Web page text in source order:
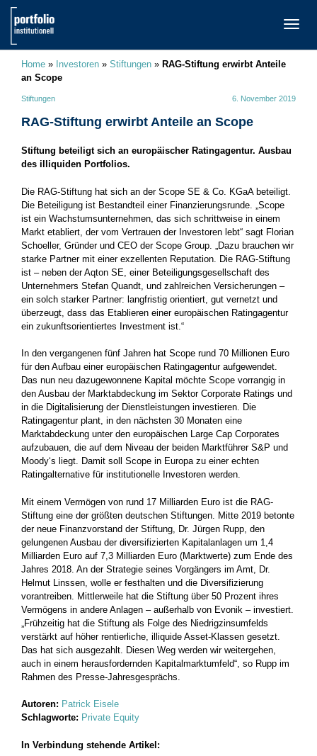
Home » Investoren » Stiftungen » RAG-Stiftung erwirbt Anteile
an Scope
Stiftungen 6. November 2019
RAG-Stiftung erwirbt Anteile an Scope
Stiftung beteiligt sich an europäischer Ratingagentur. Ausbau
des illiquiden Portfolios.
Die RAG-Stiftung hat sich an der Scope SE & Co. KGaA beteiligt.
Die Beteiligung ist Bestandteil einer Finanzierungsrunde. „Scope
ist ein Wachstumsunternehmen, das sich schrittweise in einem
Markt etabliert, der vom Vertrauen der Investoren lebt“ sagt Florian
Schoeller, Gründer und CEO der Scope Group. „Dazu brauchen wir
starke Partner mit einer exzellenten Reputation. Die RAG-Stiftung
ist – neben der Aqton SE, einer Beteiligungsgesellschaft des
Unternehmers Stefan Quandt, und zahlreichen Versicherungen –
ein solch starker Partner: langfristig orientiert, gut vernetzt und
überzeugt, dass das Etablieren einer europäischen Ratingagentur
ein zukunftsorientiertes Investment ist.“
In den vergangenen fünf Jahren hat Scope rund 70 Millionen Euro
für den Aufbau einer europäischen Ratingagentur aufgewendet.
Das nun neu dazugewonnene Kapital möchte Scope vorrangig in
den Ausbau der Marktabdeckung im Sektor Corporate Ratings und
in die Digitalisierung der Dienstleistungen investieren. Die
Ratingagentur plant, in den nächsten 30 Monaten eine
Marktabdeckung unter den europäischen Large Cap Corporates
aufzubauen, die auf dem Niveau der beiden Marktführer S&P und
Moody‘s liegt. Damit soll Scope in Europa zu einer echten
Ratingalternative für institutionelle Investoren werden.
Mit einem Vermögen von rund 17 Milliarden Euro ist die RAG-
Stiftung eine der größten deutschen Stiftungen. Mitte 2019 betonte
der neue Finanzvorstand der Stiftung, Dr. Jürgen Rupp, den
gelungenen Ausbau der diversifizierten Kapitalanlagen um 1,4
Milliarden Euro auf 7,3 Milliarden Euro (Marktwerte) zum Ende des
Jahres 2018. An der Strategie seines Vorgängers im Amt, Dr.
Helmut Linssen, wolle er festhalten und die Diversifizierung
vorantreiben. Mittlerweile hat die Stiftung über 50 Prozent ihres
Vermögens in andere Anlagen – außerhalb von Evonik – investiert.
„Frühzeitig hat die Stiftung als Folge des Niedrigzinsumfelds
verstärkt auf höher rentierliche, illiquide Asset-Klassen gesetzt.
Das hat sich ausgezahlt. Diesen Weg werden wir weitergehen,
auch in einem herausfordernden Kapitalmarktumfeld“, so Rupp im
Rahmen des Presse-Jahresgesprächs.
Autoren: Patrick Eisele
Schlagworte: Private Equity
In Verbindung stehende Artikel: